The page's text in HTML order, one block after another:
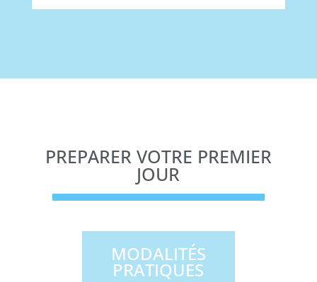
PREPARER VOTRE PREMIER
JOUR
MODALITÉS
PRATIQUES